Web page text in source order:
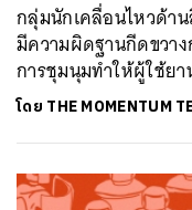
กลุ่มนักเคลื่อนไหวด้า
มีความผิดฐานกีดขวา
การชุมนุมทำให้ผู้ใช้ย
โดย THE MOMENTUM